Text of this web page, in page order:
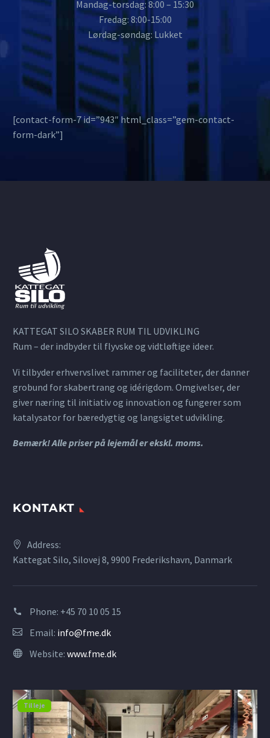
Mandag-torsdag: 8:00 – 15:30
Fredag: 8:00-15:00
Lørdag-søndag: Lukket
[contact-form-7 id=”943″ html_class=”gem-contact-
form-dark”]
KATTEGAT SILO SKABER RUM TIL UDVIKLING
Rum – der indbyder til flyvske og vidtløftige ideer.
Vi tilbyder erhvervslivet rammer og faciliteter, der danner
grobund for skabertrang og idérigdom. Omgivelser, der
giver næring til initiativ og innovation og fungerer som
katalysator for bæredygtig og langsigtet udvikling.
Bemærk! Alle priser på lejemål er ekskl. moms.
KONTAKT
Address:
Kattegat Silo, Silovej 8, 9900 Frederikshavn, Danmark
Phone: +45 70 10 05 15
Email: info@fme.dk
Website: www.fme.dk
Til leje